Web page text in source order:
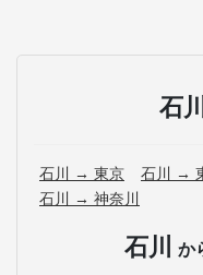
石川
石川 → 東京 石川 →
石川 → 神奈川
石川 か